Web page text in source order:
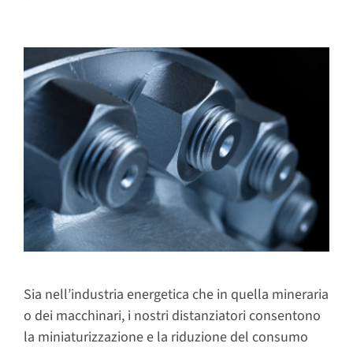
Sia nell’industria energetica che in quella mineraria
o dei macchinari, i nostri distanziatori consentono
la miniaturizzazione e la riduzione del consumo